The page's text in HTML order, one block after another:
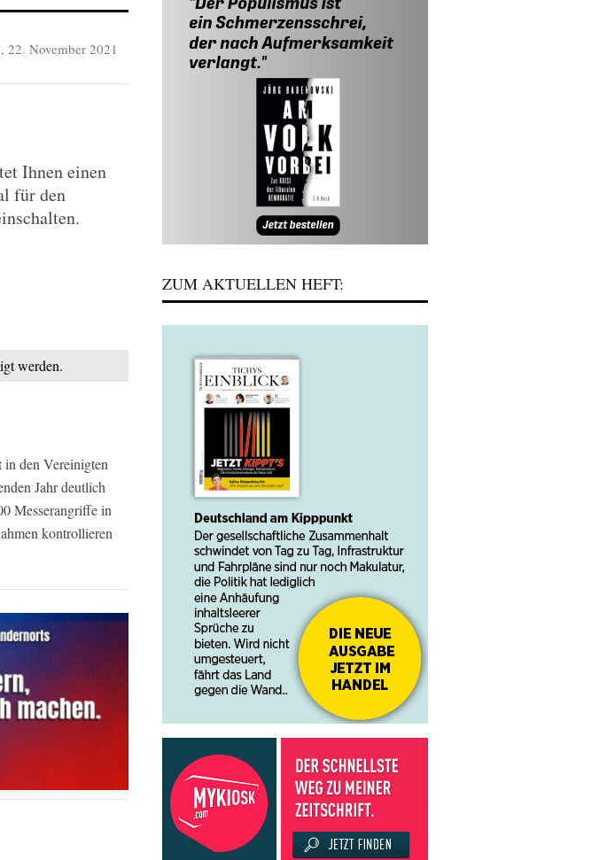
22. November 2021
Ihnen einen
für den
werden.
den Vereinigten
Jahr deutlich
Messerangriffe in
kontrollieren
ZUM AKTUELLEN HEFT: